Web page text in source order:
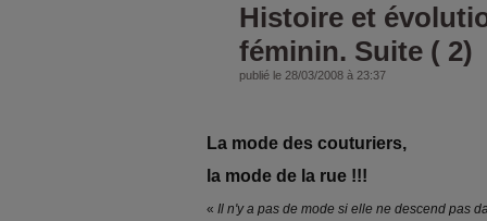
Histoire et
féminin. Suite ( 2)
publié le 28/03/2008 à 23:37
La mode des couturiers,
la mode de la rue !!!
« Il n'y a pas de mode si elle ne descend pas